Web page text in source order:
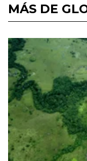
MÁS DE